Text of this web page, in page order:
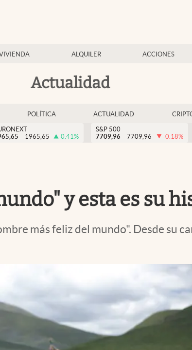
ALQUILER ACCIONES
Actualidad
POLÍTICA ACTUALIDAD
1965,65 0.41%
S&P 500
7709,96
7709,96 -0.18%
y esta es su
más feliz del mundo". Desde su